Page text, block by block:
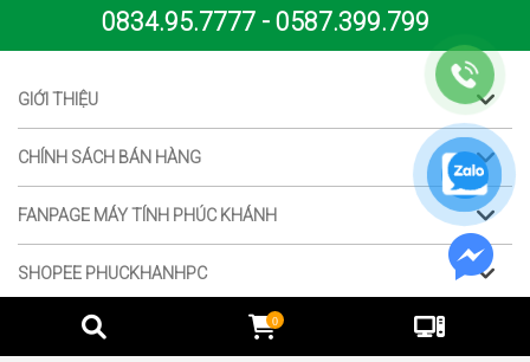
0
0834.95.7777 - 0587.399.799
GIỚI THIỆU
CHÍNH SÁCH BÁN HÀNG
FANPAGE MÁY TÍNH PHÚC KHÁNH
SHOPEE PHUCKHANHPC